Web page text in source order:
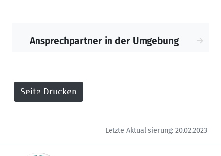
Ansprechpartner in der Umgebung
Letzte Aktualisierung: 20.02.2023